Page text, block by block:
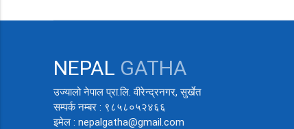
NEPAL GATHA
उज्यालो नेपाल प्रा.लि. वीरेन्द्रनगर, सुर्खेत
सम्पर्क नम्बर : ९८५८०५२४६६
इमेल : nepalgatha@gmail.com